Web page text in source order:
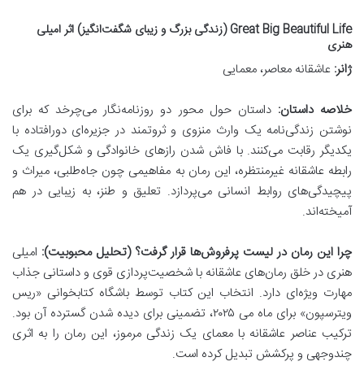
Great Big Beautiful Life (زندگی بزرگ و زیبای شگفت‌انگیز) اثر امیلی
هنری
ژانر: عاشقانه معاصر، معمایی
خلاصه داستان: داستان حول محور دو روزنامه‌نگار می‌چرخد که برای
نوشتن زندگی‌نامه یک وارث منزوی و ثروتمند در جزیره‌ای دورافتاده با
یکدیگر رقابت می‌کنند. با فاش شدن رازهای خانوادگی و شکل‌گیری یک
رابطه عاشقانه غیرمنتظره، این رمان به مفاهیمی چون جاه‌طلبی، میراث و
پیچیدگی‌های روابط انسانی می‌پردازد. تعلیق و طنز، به زیبایی در هم
آمیخته‌اند.
چرا این رمان در لیست پرفروش‌ها قرار گرفت؟ (تحلیل محبوبیت): امیلی
هنری در خلق رمان‌های عاشقانه با شخصیت‌پردازی قوی و داستانی جذاب
مهارت ویژه‌ای دارد. انتخاب این کتاب توسط باشگاه کتابخوانی «ریس
ویترسپون» برای ماه می ۲۰۲۵، تضمینی برای دیده شدن گسترده آن بود.
ترکیب عناصر عاشقانه با معمای یک زندگی مرموز، این رمان را به اثری
چندوجهی و پرکشش تبدیل کرده است.